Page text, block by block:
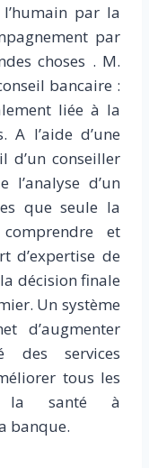
par la
par
choses . M.
bancaire :
liée à la
A l’aide d’une
d’un conseiller
l’analyse d’un
que seule la
et
d’expertise de
décision finale
Un système
d’augmenter
des services
tous les
la santé à
banque.